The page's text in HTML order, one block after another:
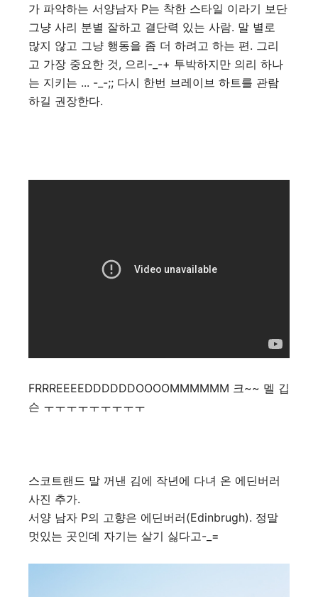
가 파악하는 서양남자 P는 착한 스타일 이라기 보단
그냥 사리 분별 잘하고 결단력 있는 사람. 말 별로
많지 않고 그냥 행동을 좀 더 하려고 하는 편. 그리
고 가장 중요한 것, 으리-_-+ 투박하지만 의리 하나
는 지키는 ... -_-;; 다시 한번 브레이브 하트를 관람
하길 권장한다.
FRRREEEEDDDDDDOOOOMMMMMM 크~~ 멜 깁
슨 ㅜㅜㅜㅜㅜㅜㅜㅜㅜ
스코트랜드 말 꺼낸 김에 작년에 다녀 온 에딘버러
사진 추가.
서양 남자 P의 고향은 에딘버러(Edinbrugh). 정말
멋있는 곳인데 자기는 살기 싫다고-_=